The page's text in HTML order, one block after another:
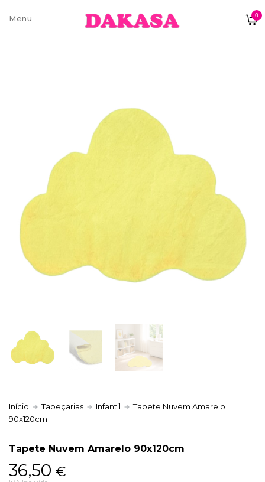
0
Sobre nós
Pagamentos e Envios
Início Tapeçarias Infantil
Tapete Nuvem Amarelo
90x120cm
Tapete Nuvem Amarelo 90x120cm
36,50 €